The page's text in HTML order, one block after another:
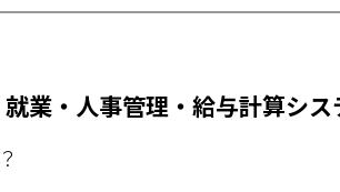
就業・人事管理・給与計算シ